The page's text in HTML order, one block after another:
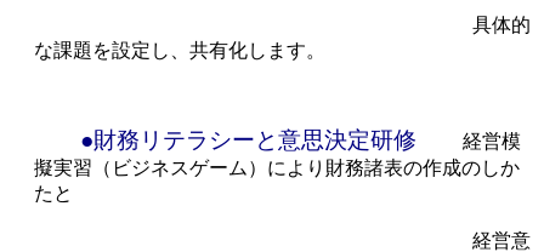
具体的
な課題を設定し、共有化します。
●財務リテラシーと意思決定研修
経営模
擬実習（ビジネスゲーム）により財務諸表の作成のしか
たと
経営意